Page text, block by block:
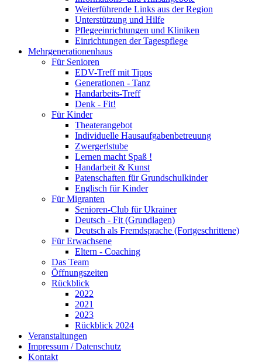
Weiterführende Links aus der Region
Unterstützung und Hilfe
Pflegeeinrichtungen und Kliniken
Einrichtungen der Tagespflege
Mehrgenerationenhaus
Für Senioren
EDV-Treff mit Tipps
Generationen - Tanz
Handarbeits-Treff
Denk - Fit!
Für Kinder
Theaterangebot
Individuelle Hausaufgabenbetreuung
Zwergerlstube
Lernen macht Spaß !
Handarbeit & Kunst
Patenschaften für Grundschulkinder
Englisch für Kinder
Für Migranten
Senioren-Club für Ukrainer
Deutsch - Fit (Grundlagen)
Deutsch als Fremdsprache (Fortgeschrittene)
Für Erwachsene
Eltern - Coaching
Das Team
Öffnungszeiten
Rückblick
2022
2021
2023
Rückblick 2024
Veranstaltungen
Impressum / Datenschutz
Kontakt